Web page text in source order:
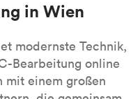
in Wien
modernste Technik,
Bearbeitung online
mit einem großen